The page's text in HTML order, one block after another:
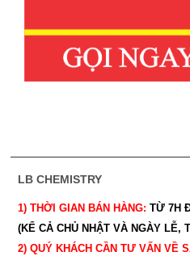
LB CHEMISTRY
1) THỜI GIAN BÁN HÀNG: TỪ 7H
(KỂ CẢ CHỦ NHẬT VÀ NGÀY LỄ,
2) QUÝ KHÁCH CẦN TƯ VẤN VỀ